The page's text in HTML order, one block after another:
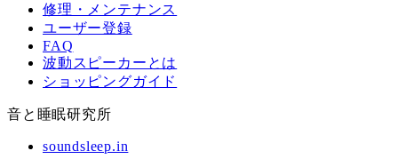
修理・メンテナンス
ユーザー登録
FAQ
波動スピーカーとは
ショッピングガイド
音と睡眠研究所
soundsleep.in